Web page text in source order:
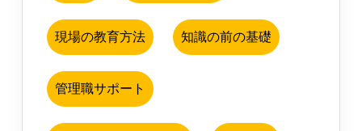
現場の教育方法 知識の前の基礎
管理職サポート